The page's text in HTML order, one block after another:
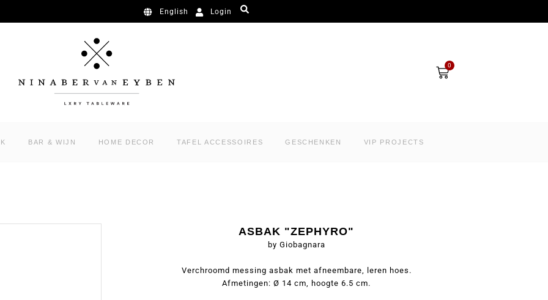
English Login
0
Winkelwagen
BAR & WIJN HOME DECOR TAFEL ACCESSOIRES GESCHENKEN VIP PROJECTS
ASBAK "ZEPHYRO"
by Giobagnara
Verchroomd messing asbak met afneembare, leren hoes.
Afmetingen: Ø 14 cm, hoogte 6.5 cm.